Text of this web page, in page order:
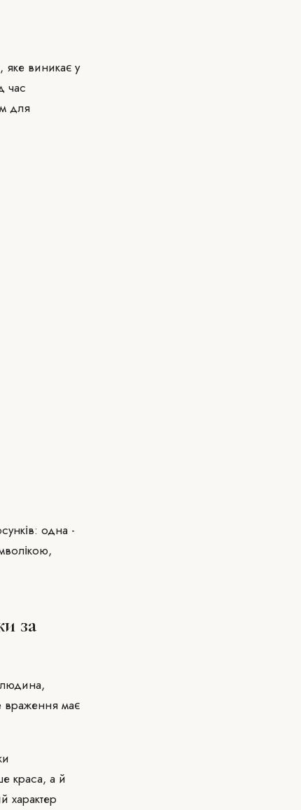
яке виникає у
час
для
одна -
за
враження має
краса, а й
характер